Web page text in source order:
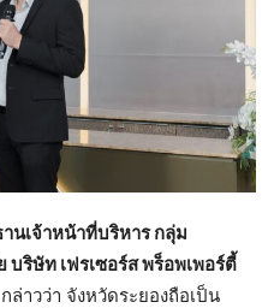
นเจ้าหน้าที่บริหาร กลุ่ม
บริษัท เฟรเซอร์ส พร็อพเพอร์ตี้
กล่าวว่า จังหวัดระยองถือเป็น